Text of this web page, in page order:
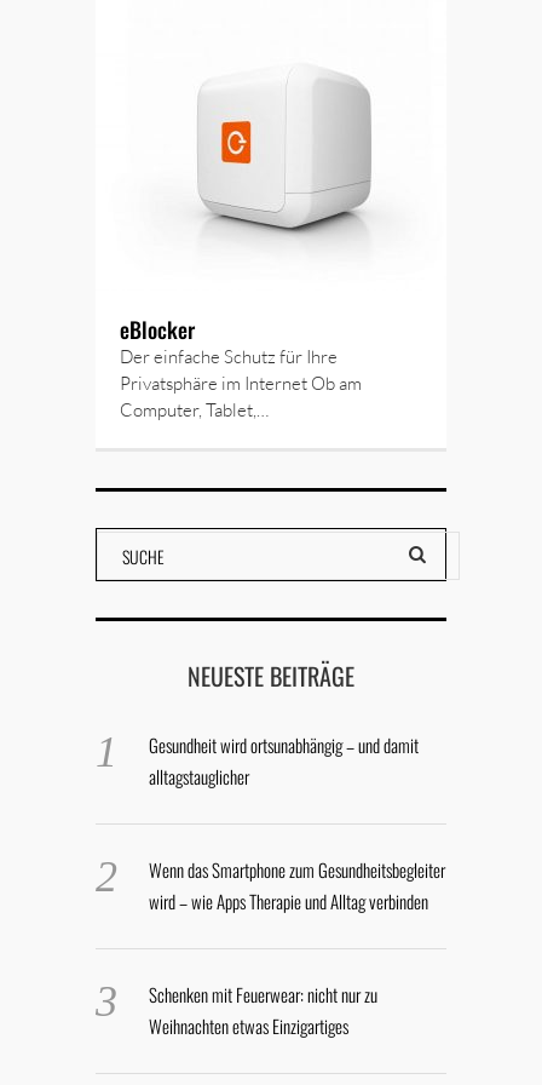
eBlocker
Der einfache Schutz für Ihre
Privatsphäre im Internet Ob am
Computer, Tablet,…
NEUESTE BEITRÄGE
Gesundheit wird ortsunabhängig – und damit
alltagstauglicher
Wenn das Smartphone zum Gesundheitsbegleiter
wird – wie Apps Therapie und Alltag verbinden
Schenken mit Feuerwear: nicht nur zu
Weihnachten etwas Einzigartiges